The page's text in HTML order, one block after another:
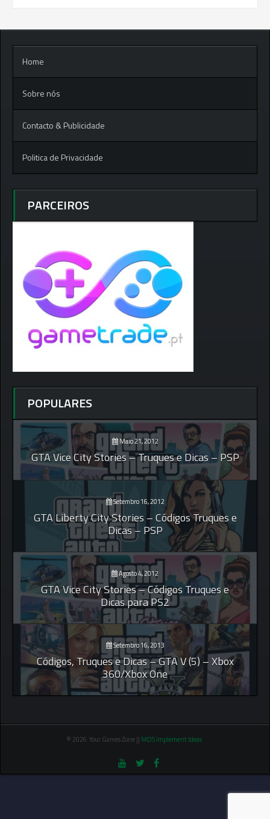
Home
Sobre nós
Contacto & Publicidade
Politica de Privacidade
PARCEIROS
POPULARES
Maio 21, 2012
GTA Vice City Stories – Truques e Dicas – PSP
Setembro 16, 2012
GTA Liberty City Stories – Códigos Truques e
Dicas – PSP
Agosto 4, 2012
GTA Vice City Stories – Códigos Truques e
Dicas para PS2
Setembro 16, 2013
Códigos, Truques e Dicas – GTA V (5) – Xbox
360/Xbox One
© 2026 Your Games Zone || MDS Implement Ideas